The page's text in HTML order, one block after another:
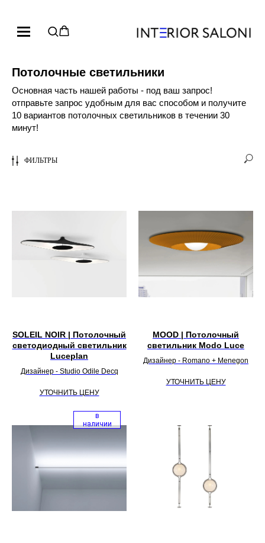
Потолочные светильники
Основная часть нашей работы - под ваш запрос!
отправьте запрос удобным для вас способом и получите
10 вариантов потолочных светильников в течении 30
минут!
ФИЛЬТРЫ
SOLEIL NOIR | Потолочный
светодиодный светильник
Luceplan
Дизайнер - Studio Odile Decq
УТОЧНИТЬ ЦЕНУ
MOOD | Потолочный
светильник Modo Luce
Дизайнер - Romano + Menegon
УТОЧНИТЬ ЦЕНУ
в
наличии